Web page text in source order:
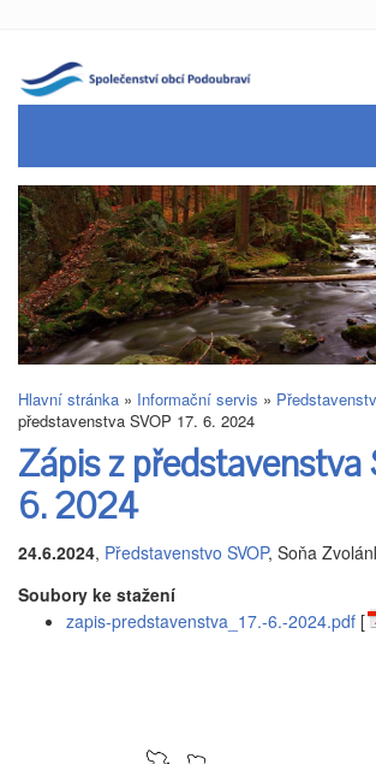
Hlavní stránka » Informační servis »
představenstva SVOP 17. 6. 2024
Zápis z představenstva
6. 2024
24.6.2024, Představenstvo SVOP, Soňa
Soubory ke stažení
zapis-predstavenstva_17.-6.-2024.pdf [